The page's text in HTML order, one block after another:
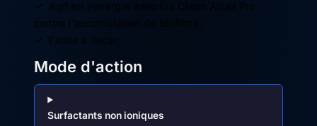
✓ Agit en synergie avec Éra Clean Alcali Pro
contre l'accumulation de biofilms.
✓
Facile à rincer.
Mode d'action
Surfactants non ioniques